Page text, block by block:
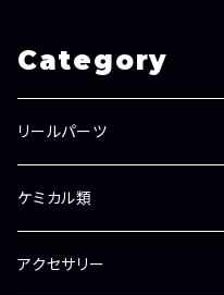
Category
リールパーツ
ラインローラー
ラインローラー（シマノ用）
ドラグワッシャー
ケミカル類
メンテナンスオイル
アクセサリー